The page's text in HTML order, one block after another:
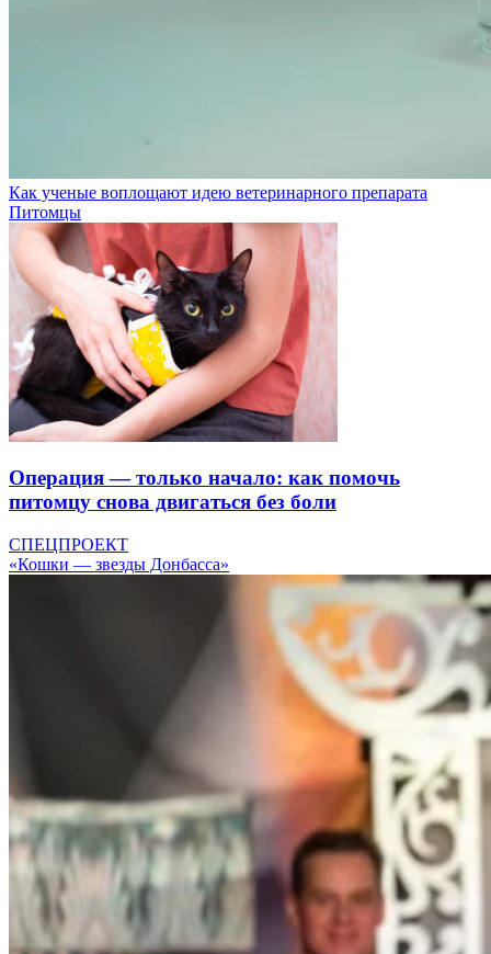
Как ученые воплощают идею ветеринарного препарата
Питомцы
Операция — только начало: как помочь
питомцу снова двигаться без боли
СПЕЦПРОЕКТ
«Кошки — звезды Донбасса»